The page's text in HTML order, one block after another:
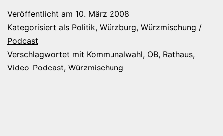
Veröffentlicht am 10. März 2008
Kategorisiert als Politik, Würzburg, Würzmischung /
Podcast
Verschlagwortet mit Kommunalwahl, OB, Rathaus,
Video-Podcast, Würzmischung